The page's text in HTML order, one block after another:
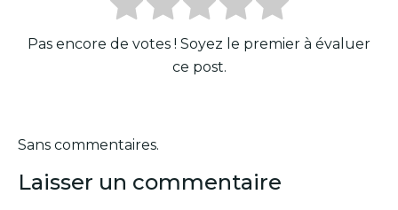
Pas encore de votes ! Soyez le premier à évaluer
ce post.
Sans commentaires.
Laisser un commentaire